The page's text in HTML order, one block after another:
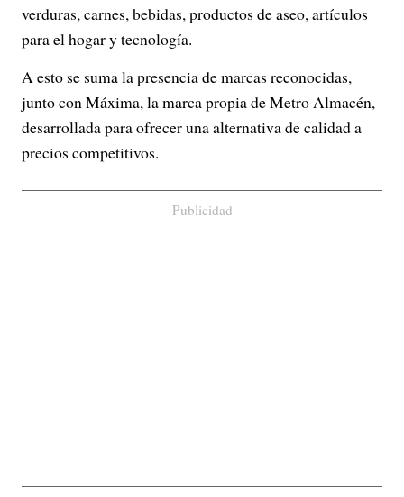
verduras, carnes, bebidas, productos de aseo, artículos
para el hogar y tecnología.
A esto se suma la presencia de marcas reconocidas,
junto con Máxima, la marca propia de Metro Almacén,
desarrollada para ofrecer una alternativa de calidad a
precios competitivos.
Publicidad